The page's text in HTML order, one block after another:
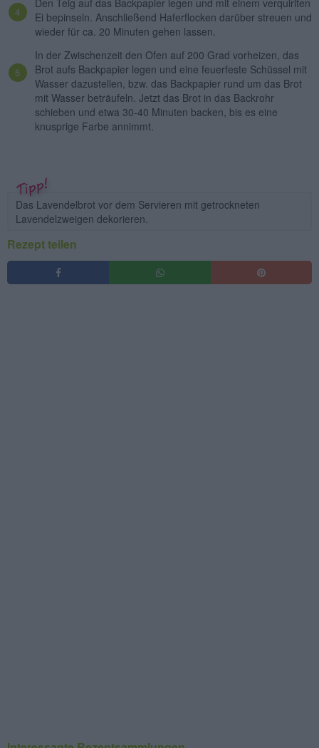
Ei bepinseln. Anschließend Haferflocken darüber streuen und
wieder für ca. 20 Minuten gehen lassen.
In der Zwischenzeit den Ofen auf 200 Grad vorheizen, das
Brot aufs Backpapier legen und eine feuerfeste Schüssel mit
Wasser dazustellen, bzw. das Backpapier rund um das Brot
mit Wasser beträufeln. Jetzt das Brot in das Backrohr
schieben und etwa 30-40 Minuten backen, bis es eine
knusprige Farbe annimmt.
Das Lavendelbrot vor dem Servieren mit getrockneten
Lavendelzweigen dekorieren.
Rezept teilen